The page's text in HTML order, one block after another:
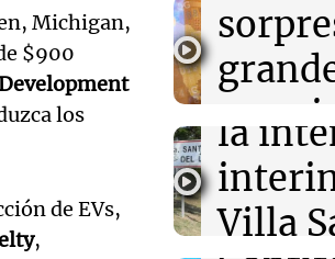
Michigan,
$900
los
de EVs,
,
novedad de la
premium"
"Tiene que
Kennel Club
perros
11:39 Mundo
los
Noticias
Episodios
la
Villa
Audio.
de